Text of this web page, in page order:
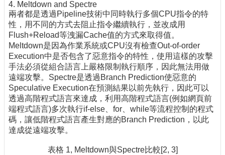
4. Meltdown and Spectre
兩者都是透過Pipeline技術中同時執行多個CPU指令的特
性，用不同的方式去阻止指令繼續執行，並改成用
Flush+Reload等洩漏Cache值的方式來取得值。
Meltdown是因為作業系統或CPU沒有檢查Out-of-order
Execution中是否包含了惡意指令的特性，使用這樣的攻擊
手法必須從組合語言上嚴格限制執行順序，因此無法用做
遠端攻擊。Spectre是透過Branch Prediction使惡意的
Speculative Execution在預測結果以前先執行，因此可以
透過高階程式語言來達成，利用高階程式語言(例如網頁前
端程式語言)多次執行if-else、for、while等流程控制的程式
碼，讓低階程式語言產生對應的Branch Prediction，以此
達成從遠端攻擊。
表格 1, Meltdown與Spectre比較[2, 3]